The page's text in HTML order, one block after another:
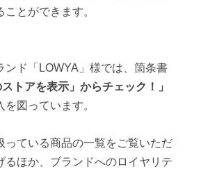
とができます。
ド「LOWYA」様では、箇条書
トアを表示」からチェック！」
図っています。
っている商品の一覧をご覧いただ
るほか、ブランドへのロイヤリテ